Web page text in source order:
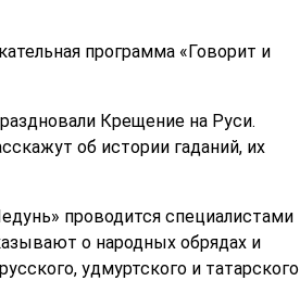
программа «Говорит и
Крещение на Руси.
об истории гаданий, их
проводится специалистами
о народных обрядах и
удмуртского и татарского